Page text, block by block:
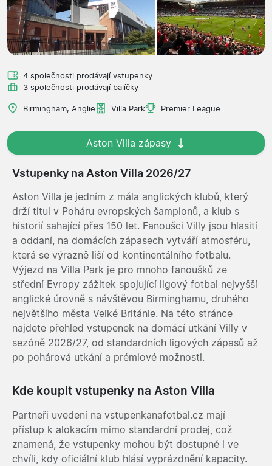
4 společnosti prodávají vstupenky
3 společnosti prodávají balíčky
Birmingham, Anglie Villa Park Premier League
Aston Villa zápasy
Vstupenky na Aston Villa 2026/27
Aston Villa je jedním z mála anglických klubů, který
drží titul v Poháru evropských šampionů, a klub s
historií sahající přes 150 let. Fanoušci Villy jsou hlasití
a oddaní, na domácích zápasech vytváří atmosféru,
která se výrazně liší od kontinentálního fotbalu.
Výjezd na Villa Park je pro mnoho fanoušků ze
střední Evropy zážitek spojující ligový fotbal nejvyšší
anglické úrovně s návštěvou Birminghamu, druhého
největšího města Velké Británie. Na této stránce
najdete přehled vstupenek na domácí utkání Villy v
sezóně 2026/27, od standardních ligových zápasů až
po pohárová utkání a prémiové možnosti.
Kde koupit vstupenky na Aston Villa
Partneři uvedení na vstupenkanafotbal.cz mají
přístup k alokacím mimo standardní prodej, což
znamená, že vstupenky mohou být dostupné i ve
chvíli, kdy oficiální klub hlásí vyprázdnění kapacity.